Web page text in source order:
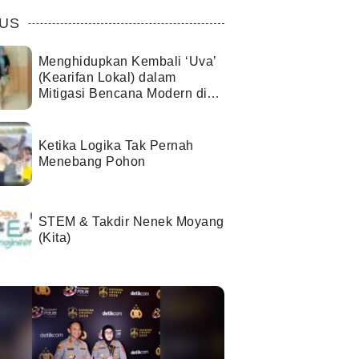
Menghidupkan Kembali ‘Uva’
(Kearifan Lokal) dalam
Mitigasi Bencana Modern di
Ketika Logika Tak Pernah
Menebang Pohon
STEM & Takdir Nenek Moyang
(Kita)